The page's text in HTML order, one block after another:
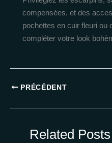
compensées, et des
pochettes en cuir fleuri ou
compléter votre look
PRÉCÉDENT
Related Posts